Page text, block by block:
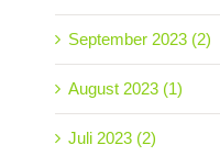
September 2023 (2)
August 2023 (1)
Juli 2023 (2)